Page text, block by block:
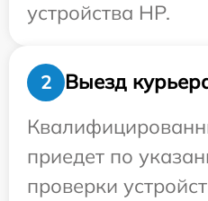
устройства HP.
2
Выезд
приедет по
проверки